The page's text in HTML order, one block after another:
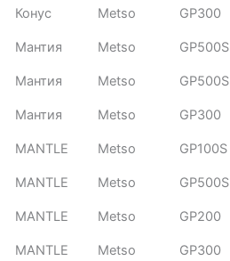
Конус Metso GP300
Мантия Metso GP500S
Мантия Metso GP500S
Мантия Metso GP300
MANTLE Metso GP100S
MANTLE Metso GP500S
MANTLE Metso GP200
MANTLE Metso GP300